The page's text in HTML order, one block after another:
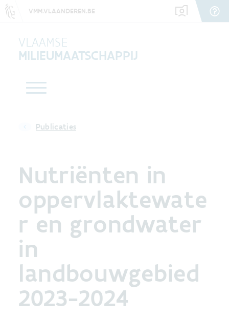
VMM.VLAANDEREN.BE
VLAAMSE
MILIEUMAATSCHAPPIJ
Publicaties
Nutriënten in
oppervlaktewate
r en grondwater
in
landbouwgebied
2023-2024